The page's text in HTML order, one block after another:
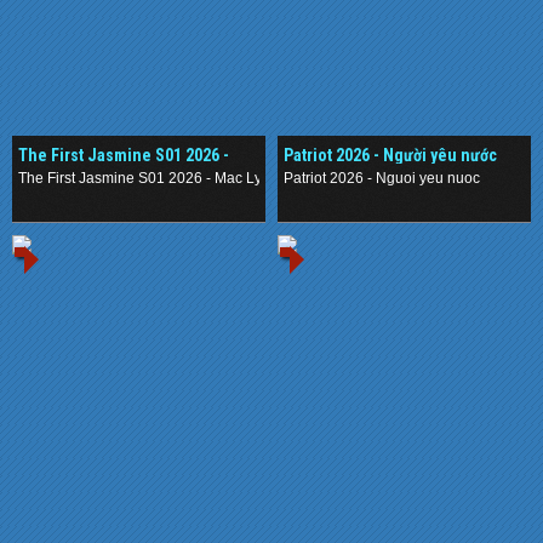
The First Jasmine S01 2026 -
Mạc Ly
The First Jasmine S01 2026 - Mac Ly
Patriot 2026 - Người yêu nước
Patriot 2026 - Nguoi yeu nuoc